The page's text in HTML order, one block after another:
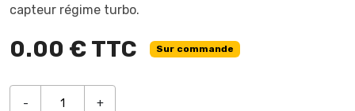
capteur régime turbo.
0.00 € TTC Sur commande
- +